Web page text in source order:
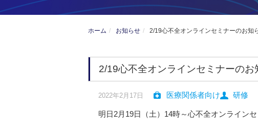
ホーム お知らせ 2/19心不全オンラインセミナーのお知
2/19心不全オンラインセミナーのお
2022年2月17日 医療関係者向け 研修
明日2月19日（土）14時～心不全オンライン